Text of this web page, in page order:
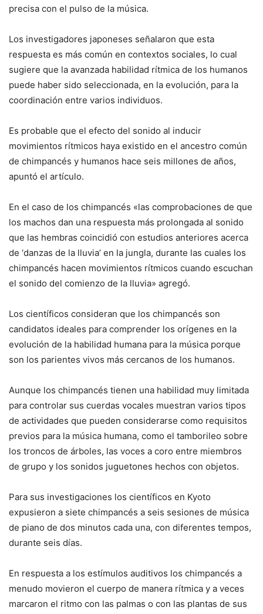
precisa con el pulso de la música.
Los investigadores japoneses señalaron que esta
respuesta es más común en contextos sociales, lo cual
sugiere que la avanzada habilidad rítmica de los humanos
puede haber sido seleccionada, en la evolución, para la
coordinación entre varios individuos.
Es probable que el efecto del sonido al inducir
movimientos rítmicos haya existido en el ancestro común
de chimpancés y humanos hace seis millones de años,
apuntó el artículo.
En el caso de los chimpancés «las comprobaciones de que
los machos dan una respuesta más prolongada al sonido
que las hembras coincidió con estudios anteriores acerca
de ‘danzas de la lluvia’ en la jungla, durante las cuales los
chimpancés hacen movimientos rítmicos cuando escuchan
el sonido del comienzo de la lluvia» agregó.
Los científicos consideran que los chimpancés son
candidatos ideales para comprender los orígenes en la
evolución de la habilidad humana para la música porque
son los parientes vivos más cercanos de los humanos.
Aunque los chimpancés tienen una habilidad muy limitada
para controlar sus cuerdas vocales muestran varios tipos
de actividades que pueden considerarse como requisitos
previos para la música humana, como el tamborileo sobre
los troncos de árboles, las voces a coro entre miembros
de grupo y los sonidos juguetones hechos con objetos.
Para sus investigaciones los científicos en Kyoto
expusieron a siete chimpancés a seis sesiones de música
de piano de dos minutos cada una, con diferentes tempos,
durante seis días.
En respuesta a los estímulos auditivos los chimpancés a
menudo movieron el cuerpo de manera rítmica y a veces
marcaron el ritmo con las palmas o con las plantas de sus